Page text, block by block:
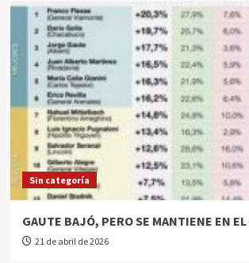
Sin categoría
GAUTE BAJÓ, PERO SE MANTIENE EN
21 de abril de 2026